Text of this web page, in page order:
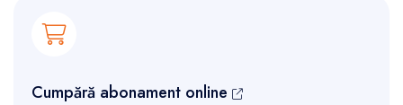
Cumpără abonament online